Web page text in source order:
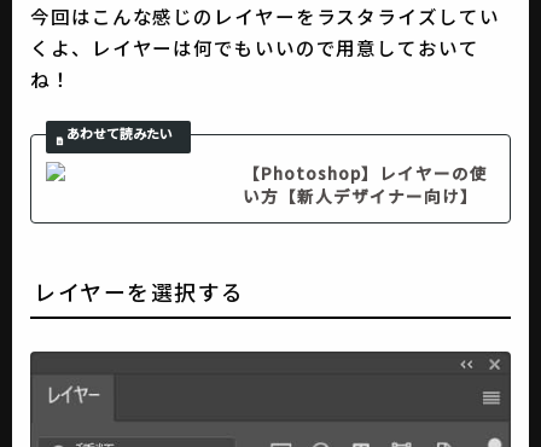
今回はこんな感じのレイヤーをラスタライズしてい
くよ、レイヤーは何でもいいので用意しておいて
ね！
【Photoshop】レイヤーの使
い方【新人デザイナー向け】
レイヤーを選択する